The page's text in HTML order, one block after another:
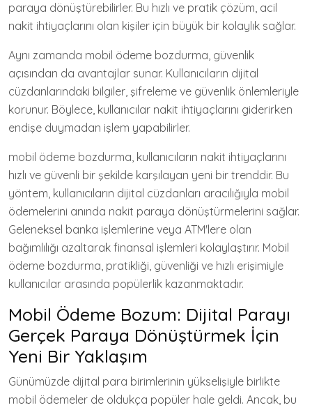
paraya dönüştürebilirler. Bu hızlı ve pratik çözüm, acil
nakit ihtiyaçlarını olan kişiler için büyük bir kolaylık sağlar.
Aynı zamanda mobil ödeme bozdurma, güvenlik
açısından da avantajlar sunar. Kullanıcıların dijital
cüzdanlarındaki bilgiler, şifreleme ve güvenlik önlemleriyle
korunur. Böylece, kullanıcılar nakit ihtiyaçlarını giderirken
endişe duymadan işlem yapabilirler.
mobil ödeme bozdurma, kullanıcıların nakit ihtiyaçlarını
hızlı ve güvenli bir şekilde karşılayan yeni bir trenddir. Bu
yöntem, kullanıcıların dijital cüzdanları aracılığıyla mobil
ödemelerini anında nakit paraya dönüştürmelerini sağlar.
Geleneksel banka işlemlerine veya ATM'lere olan
bağımlılığı azaltarak finansal işlemleri kolaylaştırır. Mobil
ödeme bozdurma, pratikliği, güvenliği ve hızlı erişimiyle
kullanıcılar arasında popülerlik kazanmaktadır.
Mobil Ödeme Bozum: Dijital Parayı
Gerçek Paraya Dönüştürmek İçin
Yeni Bir Yaklaşım
Günümüzde dijital para birimlerinin yükselişiyle birlikte
mobil ödemeler de oldukça popüler hale geldi. Ancak, bu